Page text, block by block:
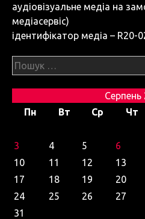
аудіовізуальне медіа на
медіасервіс)
ідентифікатор медіа – R20-
Пошук:
Серпень
Пн
Вт Ср Чт
3
4 5 6
10
11 12 13
17
18 19 20
24
25 26 27
31